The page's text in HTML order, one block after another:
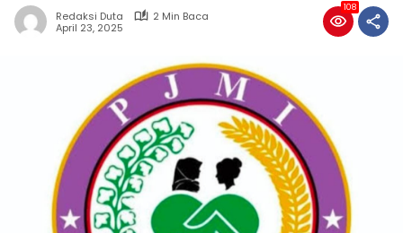
Redaksi Duta
2 Min Baca
April 23, 2025
108